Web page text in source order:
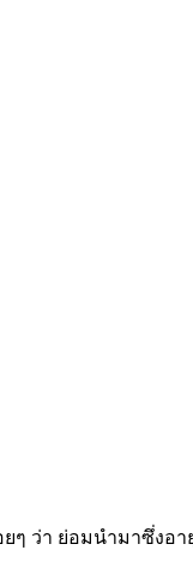
ๆ ว่า ย่อมนำมาซึ่งอ